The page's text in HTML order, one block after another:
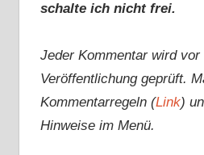
schalte ich nicht frei.
Jeder Kommentar wird vor
Veröffentlichung geprüft.
Kommentarregeln (Link)
Hinweise im Menü.